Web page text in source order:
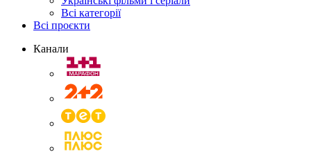
Всі категорії
Всі проєкти
Канали